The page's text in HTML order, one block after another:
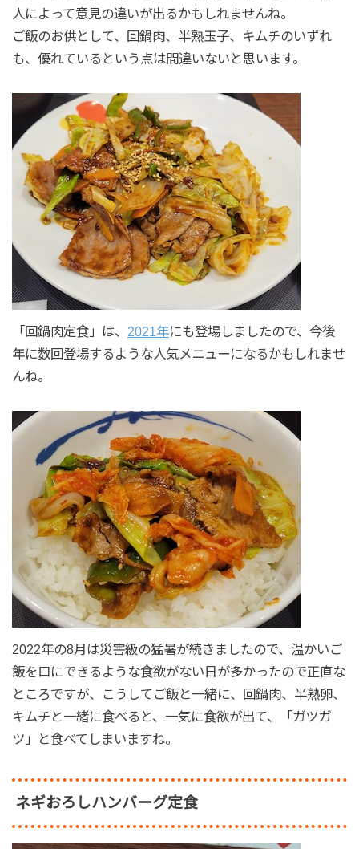
人によって意見の違いが出るかもしれませんね。
ご飯のお供として、回鍋肉、半熟玉子、キムチのいずれ
も、優れているという点は間違いないと思います。
「回鍋肉定食」は、 2021年にも登場しましたので、今後
年に数回登場するような人気メニューになるかもしれませ
んね。
2022年の8月は災害級の猛暑が続きましたので、温かいご
飯を口にできるような食欲がない日が多かったので正直な
ところですが、こうしてご飯と一緒に、回鍋肉、半熟卵、
キムチと一緒に食べると、一気に食欲が出て、「ガツガ
ツ」と食べてしまいますね。
ネギおろしハンバーグ定食